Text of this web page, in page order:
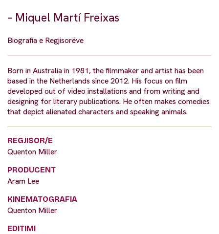
– Miquel Martí Freixas
Biografia e Regjisorëve
Born in Australia in 1981, the filmmaker and artist has been
based in the Netherlands since 2012. His focus on film
developed out of video installations and from writing and
designing for literary publications. He often makes comedies
that depict alienated characters and speaking animals.
REGJISOR/E
Quenton Miller
PRODUCENT
Aram Lee
KINEMATOGRAFIA
Quenton Miller
EDITIMI